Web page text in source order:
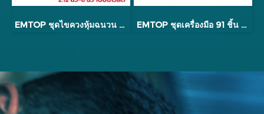
EMTOP ชุดไขควงหุ้มฉนวน 6 ตัว 2.12 นิ้ว - 6 นิ้ว 1000 โวลต์ รุ่น ESSTJS061 EMTOP ชุดเครื่องมือ 91 ชิ้น รุ่น EHTS00911